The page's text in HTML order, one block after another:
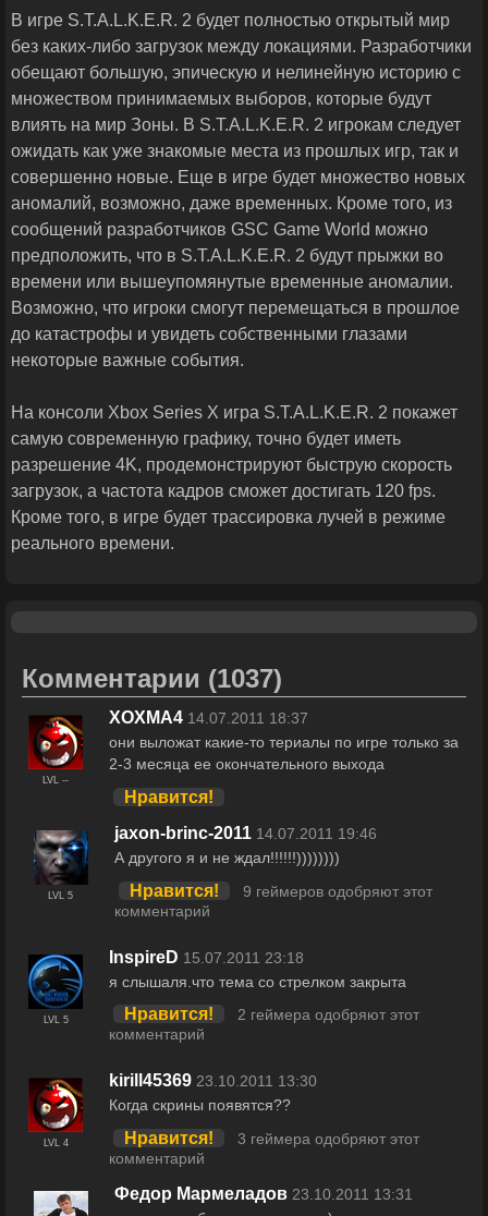
В игре S.T.A.L.K.E.R. 2 будет полностью открытый мир
без каких-либо загрузок между локациями. Разработчики
обещают большую, эпическую и нелинейную историю с
множеством принимаемых выборов, которые будут
влиять на мир Зоны. В S.T.A.L.K.E.R. 2 игрокам следует
ожидать как уже знакомые места из прошлых игр, так и
совершенно новые. Еще в игре будет множество новых
аномалий, возможно, даже временных. Кроме того, из
сообщений разработчиков GSC Game World можно
предположить, что в S.T.A.L.K.E.R. 2 будут прыжки во
времени или вышеупомянутые временные аномалии.
Возможно, что игроки смогут перемещаться в прошлое
до катастрофы и увидеть собственными глазами
некоторые важные события.
На консоли Xbox Series X игра S.T.A.L.K.E.R. 2 покажет
самую современную графику, точно будет иметь
разрешение 4K, продемонстрируют быструю скорость
загрузок, а частота кадров сможет достигать 120 fps.
Кроме того, в игре будет трассировка лучей в режиме
реального времени.
Комментарии (1037)
LVL --
XOXMA4 14.07.2011 18:37
они выложат какие-то териалы по игре только за
2-3 месяца ее окончательного выхода
Нравится!
LVL 5
jaxon-brinc-2011 14.07.2011 19:46
А другого я и не ждал!!!!!!))))))))
Нравится!
9 геймеров одобряют этот
комментарий
LVL 5
InspireD 15.07.2011 23:18
я слышаля.что тема со стрелком закрыта
Нравится!
2 геймера одобряют этот
комментарий
LVL 4
kirill45369 23.10.2011 13:30
Когда скрины появятся??
Нравится!
3 геймера одобряют этот
комментарий
Федор Мармеладов 23.10.2011 13:31